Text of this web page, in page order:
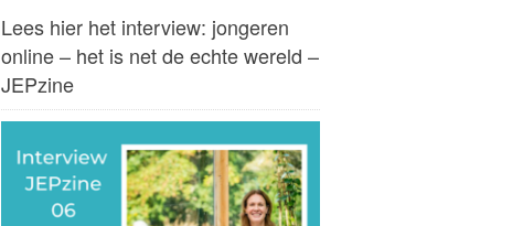
Lees hier het interview: jongeren
online – het is net de echte wereld –
JEPzine